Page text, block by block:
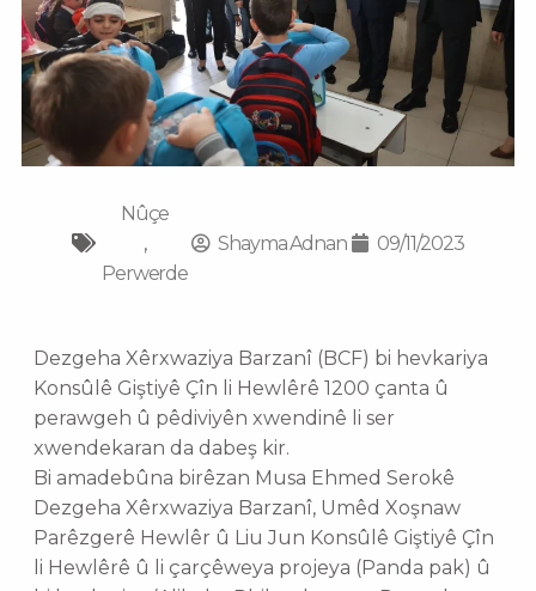
Nûçe
,
Perwerde
Shayma Adnan 09/11/2023
Dezgeha Xêrxwaziya Barzanî (BCF) bi hevkariya
Konsûlê Giştiyê Çîn li Hewlêrê 1200 çanta û
perawgeh û pêdiviyên xwendinê li ser
xwendekaran da dabeş kir.
Bi amadebûna birêzan Musa Ehmed Serokê
Dezgeha Xêrxwaziya Barzanî, Umêd Xoşnaw
Parêzgerê Hewlêr û Liu Jun Konsûlê Giştiyê Çîn
li Hewlêrê û li çarçêweya projeya (Panda pak) û